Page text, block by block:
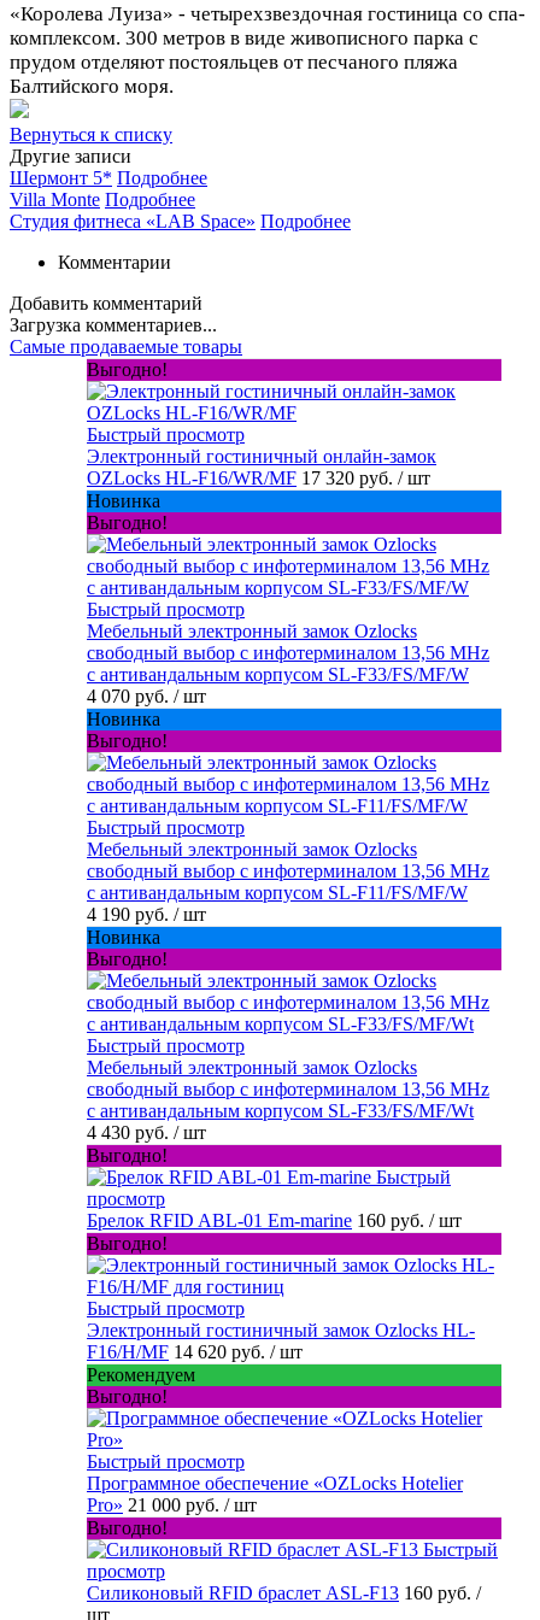
«Королева Луиза» - четырехзвездочная гостиница со спа-
комплексом. 300 метров в виде живописного парка с
прудом отделяют постояльцев от песчаного пляжа
Балтийского моря.
Вернуться к списку
Другие записи
Шермонт 5* Подробнее
Villa Monte Подробнее
Студия фитнеса «LAB Space» Подробнее
Комментарии
Добавить комментарий
Загрузка комментариев...
Самые продаваемые товары
Выгодно!
Быстрый просмотр
Электронный гостиничный онлайн-замок
OZLocks HL-F16/WR/MF 17 320 руб. / шт
Новинка
Выгодно!
Быстрый просмотр
Мебельный электронный замок Ozlocks
свободный выбор с инфотерминалом 13,56 MHz
с антивандальным корпусом SL-F33/FS/MF/W
4 070 руб. / шт
Новинка
Выгодно!
Быстрый просмотр
Мебельный электронный замок Ozlocks
свободный выбор с инфотерминалом 13,56 MHz
с антивандальным корпусом SL-F11/FS/MF/W
4 190 руб. / шт
Новинка
Выгодно!
Быстрый просмотр
Мебельный электронный замок Ozlocks
свободный выбор с инфотерминалом 13,56 MHz
с антивандальным корпусом SL-F33/FS/MF/Wt
4 430 руб. / шт
Выгодно!
Быстрый
просмотр
Брелок RFID ABL-01 Em-marine 160 руб. / шт
Выгодно!
Быстрый просмотр
Электронный гостиничный замок Ozlocks HL-
F16/H/MF 14 620 руб. / шт
Рекомендуем
Выгодно!
Быстрый просмотр
Программное обеспечение «OZLocks Hotelier
Pro» 21 000 руб. / шт
Выгодно!
Быстрый
просмотр
Силиконовый RFID браслет ASL-F13 160 руб. /
шт